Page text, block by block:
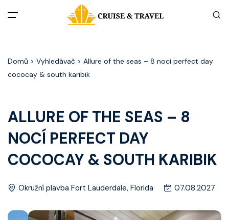
Akční nabídky
Zážitky z plaveb
Užitečné informace
Články
Domů > Vyhledávač > Allure of the seas – 8 nocí perfect day
cococay & south karibik
ALLURE OF THE SEAS – 8
NOCÍ PERFECT DAY
COCOCAY & SOUTH KARIBIK
Okružní plavba Fort Lauderdale, Florida 07.08.2027